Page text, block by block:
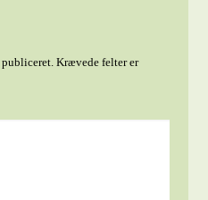
Krævede felter er